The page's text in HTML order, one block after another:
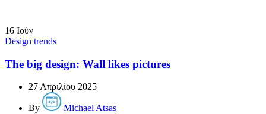
16 Ιούν
Design trends
The big design: Wall likes pictures
27 Απριλίου 2025
By
Michael Atsas